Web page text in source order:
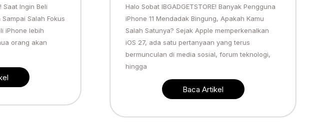
Saat Ingin Beli
Salah Fokus
iPhone lebih
orang akan
Halo Sobat IBGADGETSTORE! Banyak Pengguna
iPhone 11 Mendadak Bingung, Apakah Kamu
Salah Satunya? Sejak Apple memperkenalkan
iOS 27, ada satu pertanyaan yang terus
bermunculan di media sosial, forum teknologi,
hingga
Baca Artikel